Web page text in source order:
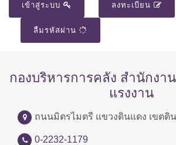
เข้าสู่ระบบ ลงทะเบียน
ลืมรหัสผ่าน
กองบริหารการคลัง สำนักงา
แรงงาน
ถนนมิตรไมตรี แขวงดินแดง เขตดิ
0-2232-1179